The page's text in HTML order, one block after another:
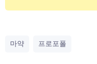
마약 프로포폴